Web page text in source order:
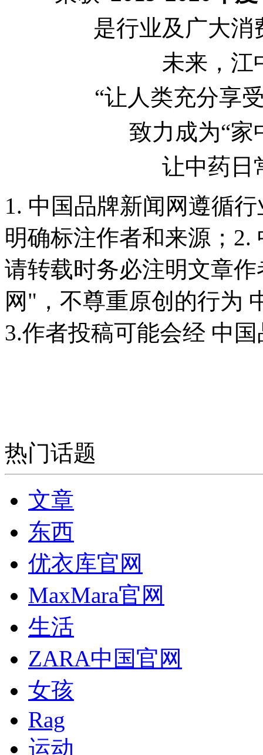
是行业及广大消
未来，江
“让人类充分享
致力成为“家
让中药日
1. 中国品牌新闻网遵循
明确标注作者和来源；
请转载时务必注明文章
网"，不尊重原创的行为
3.作者投稿可能会经 中
热门话题
文章
东西
优衣库官网
MaxMara官网
生活
ZARA中国官网
女孩
Rag
运动